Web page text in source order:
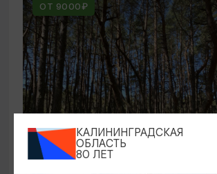
ОТ 9000₽
ЭКСКУРСИИ УЧРЕЖДЕНИЙ КУЛЬТУРЫ
КАЛИНИНГРАДСКАЯ
ОБЛАСТЬ
80 ЛЕТ